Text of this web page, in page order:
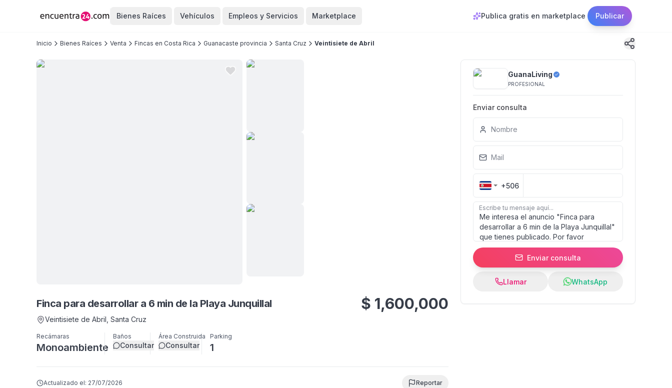
Bienes Raíces Vehículos Empleos y Servicios Marketplace Publica gratis en marketplace Publicar
Inicio Bienes Raíces Venta Fincas en Costa Rica Guanacaste provincia Santa Cruz Veintisiete de Abril
Finca para desarrollar a 6 min de la Playa Junquillal
Veintisiete de Abril , Santa Cruz
Recámaras
Monoambiente
Baños
Consultar
Área Construida
Consultar
Parking
1
$ 1,600,000
Actualizado el: 27/07/2026 Reportar
GuanaLiving
PROFESIONAL
Enviar consulta
Nombre
Mail
+506
Escribe tu mensaje aquí...
Enviar consulta
Llamar WhatsApp